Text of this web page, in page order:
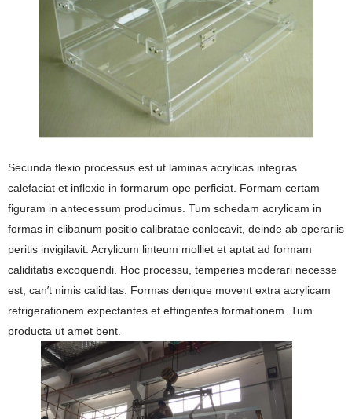
Secunda flexio processus est ut laminas acrylicas integras
calefaciat et inflexio in formarum ope perficiat. Formam certam
figuram in antecessum producimus. Tum schedam acrylicam in
formas in clibanum positio calibratae conlocavit, deinde ab operariis
peritis invigilavit. Acrylicum linteum molliet et aptat ad formam
caliditatis excoquendi. Hoc processu, temperies moderari necesse
est, can’t nimis caliditas. Formas denique movent extra acrylicam
refrigerationem expectantes et effingentes formationem. Tum
producta ut amet bent.